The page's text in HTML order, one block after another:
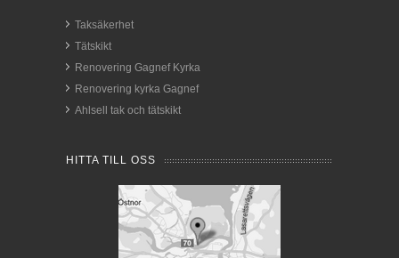
Taksäkerhet
Tätskikt
Renovering Gagnef Kyrka
Renovering kyrka Gagnef
Ahlsell tak och tätskikt
HITTA TILL OSS